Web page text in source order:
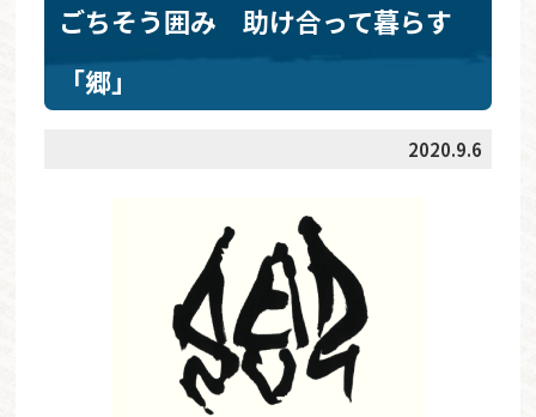
ごちそう囲み 助け合って暮らす
「郷」
2020.9.6